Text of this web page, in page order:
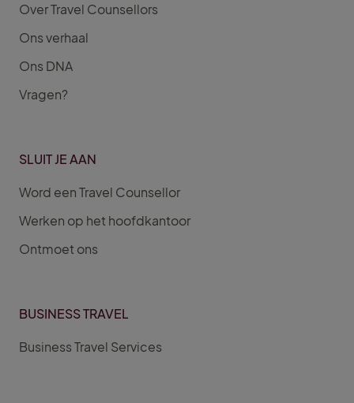
Over Travel Counsellors
Ons verhaal
Ons DNA
Vragen?
SLUIT JE AAN
Word een Travel Counsellor
Werken op het hoofdkantoor
Ontmoet ons
BUSINESS TRAVEL
Business Travel Services